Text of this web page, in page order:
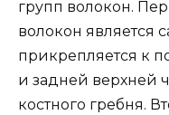
групп волокон.
волокон является
прикрепляется к
и задней верхней
костного гребня.